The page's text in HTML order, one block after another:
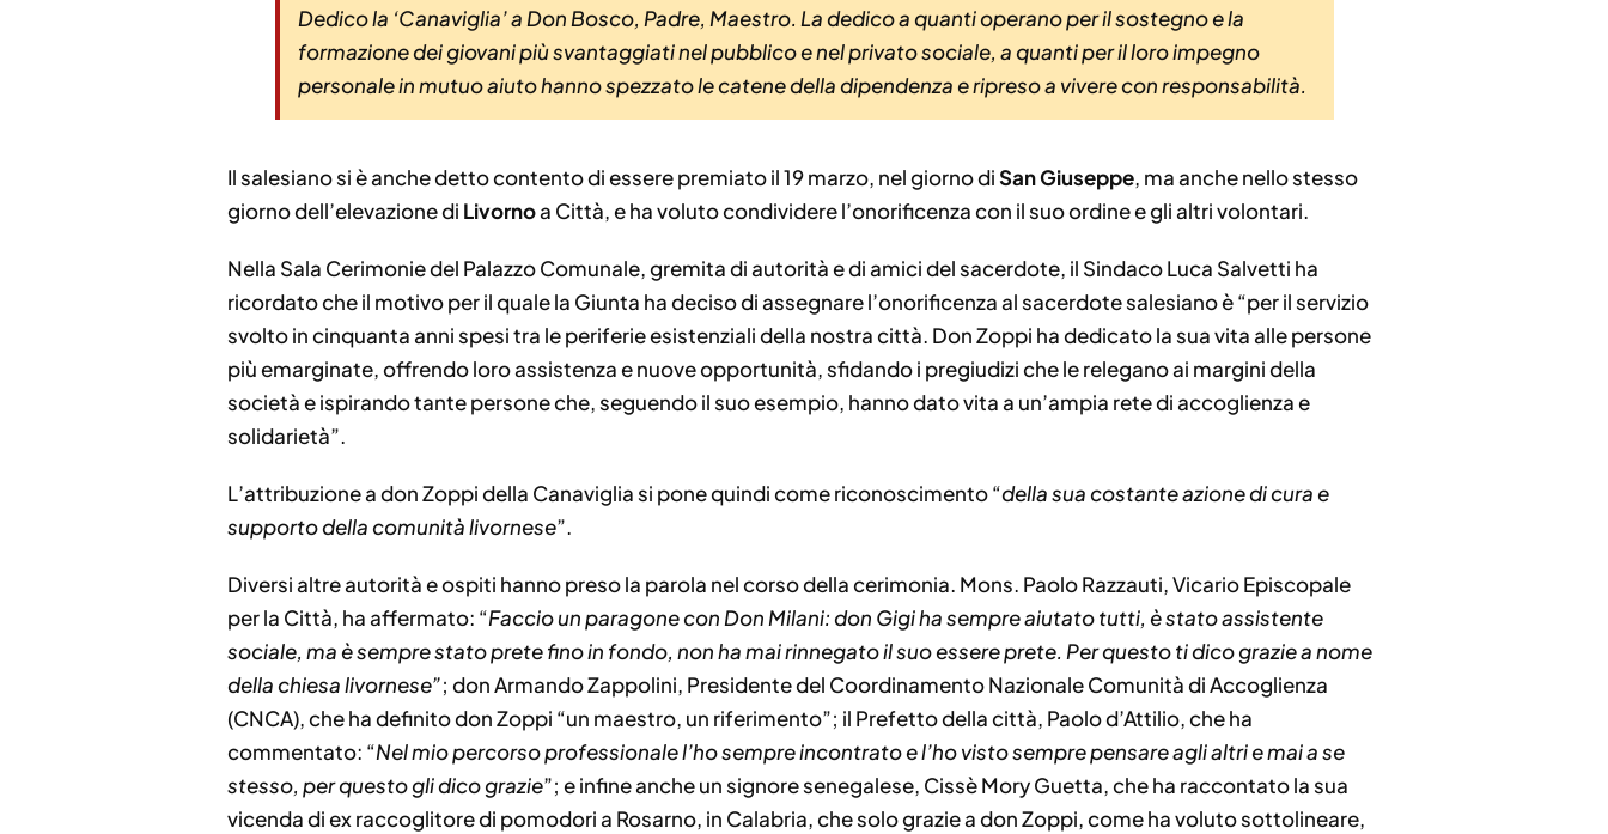
Dedico la ‘Canaviglia’ a Don Bosco, Padre, Maestro. La dedico a quanti operano per il sostegno e la
formazione dei giovani più svantaggiati nel pubblico e nel privato sociale, a quanti per il loro impegno
personale in mutuo aiuto hanno spezzato le catene della dipendenza e ripreso a vivere con responsabilità.
Il salesiano si è anche detto contento di essere premiato il 19 marzo, nel giorno diSan Giuseppe, ma anche nello stesso
giorno dell’elevazione di Livornoa Città, e ha voluto condividere l’onorificenza con il suo ordine e gli altri volontari.
Nella Sala Cerimonie del Palazzo Comunale, gremita di autorità e di amici del sacerdote, il Sindaco Luca Salvetti ha
ricordato che il motivo per il quale la Giunta ha deciso di assegnare l’onorificenza al sacerdote salesiano è “per il servizio
svolto in cinquanta anni spesi tra le periferie esistenziali della nostra città. Don Zoppi ha dedicato la sua vita alle persone
più emarginate, offrendo loro assistenza e nuove opportunità, sfidando i pregiudizi che le relegano ai margini della
società e ispirando tante persone che, seguendo il suo esempio, hanno dato vita a un’ampia rete di accoglienza e
solidarietà”.
L’attribuzione a don Zoppi della Canaviglia si pone quindi come riconoscimento “della sua costante azione di cura e
supporto della comunità livornese”.
Diversi altre autorità e ospiti hanno preso la parola nel corso della cerimonia. Mons. Paolo Razzauti, Vicario Episcopale
per la Città, ha affermato: “Faccio un paragone con Don Milani: don Gigi ha sempre aiutato tutti, è stato assistente
sociale, ma è sempre stato prete fino in fondo, non ha mai rinnegato il suo essere prete. Per questo ti dico grazie a nome
della chiesa livornese”; don Armando Zappolini, Presidente del Coordinamento Nazionale Comunità di Accoglienza
(CNCA), che ha definito don Zoppi “un maestro, un riferimento”; il Prefetto della città, Paolo d’Attilio, che ha
commentato: “Nel mio percorso professionale l’ho sempre incontrato e l’ho visto sempre pensare agli altri e mai a se
stesso, per questo gli dico grazie”; e infine anche un signore senegalese, Cissè Mory Guetta, che ha raccontato la sua
vicenda di ex raccoglitore di pomodori a Rosarno, in Calabria, che solo grazie a don Zoppi, come ha voluto sottolineare,